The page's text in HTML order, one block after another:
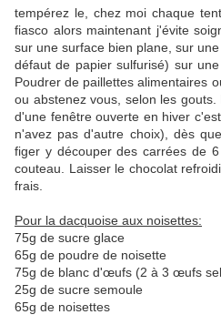
tempérez le, chez moi chaque
fiasco alors maintenant j'évite
sur une surface bien plane, sur
défaut de papier sulfurisé) sur
Poudrer de paillettes alimentaires
ou abstenez vous, selon les
d'une fenêtre ouverte en hiver
n'avez pas d'autre choix), dès
figer y découper des carrées de
couteau. Laisser le chocolat
frais.
Pour la dacquoise aux noisettes:
75g de sucre glace
65g de poudre de noisette
75g de blanc d'œufs (2 à 3 œufs
25g de sucre semoule
65g de noisettes